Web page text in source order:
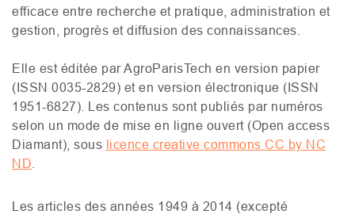
efficace entre recherche et pratique, administration et
gestion, progrès et diffusion des connaissances.
Elle est éditée par AgroParisTech en version papier
(ISSN 0035-2829) et en version électronique (ISSN
1951-6827). Les contenus sont publiés par numéros
selon un mode de mise en ligne ouvert (Open access
Diamant), sous licence creative commons CC by NC
ND
Les articles des années 1949 à 2014 (excepté